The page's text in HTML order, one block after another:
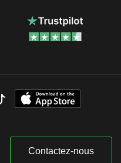
Contactez-nous